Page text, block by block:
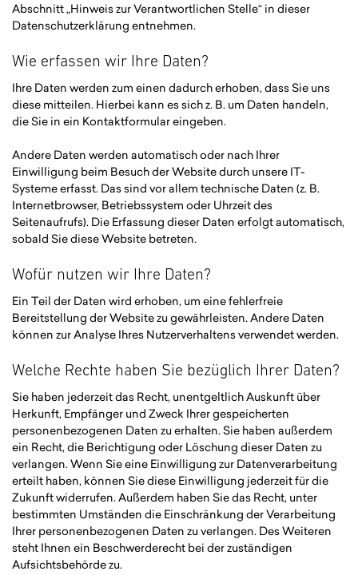
Abschnitt „Hinweis zur Verantwortlichen Stelle“ in dieser
Datenschutzerklärung entnehmen.
Wie erfassen wir Ihre Daten?
Ihre Daten werden zum einen dadurch erhoben, dass Sie uns
diese mitteilen. Hierbei kann es sich z. B. um Daten handeln,
die Sie in ein Kontaktformular eingeben.
Andere Daten werden automatisch oder nach Ihrer
Einwilligung beim Besuch der Website durch unsere IT-
Systeme erfasst. Das sind vor allem technische Daten (z. B.
Internetbrowser, Betriebssystem oder Uhrzeit des
Seitenaufrufs). Die Erfassung dieser Daten erfolgt automatisch,
sobald Sie diese Website betreten.
Wofür nutzen wir Ihre Daten?
Ein Teil der Daten wird erhoben, um eine fehlerfreie
Bereitstellung der Website zu gewährleisten. Andere Daten
können zur Analyse Ihres Nutzerverhaltens verwendet werden.
Welche Rechte haben Sie bezüglich Ihrer Daten?
Sie haben jederzeit das Recht, unentgeltlich Auskunft über
Herkunft, Empfänger und Zweck Ihrer gespeicherten
personenbezogenen Daten zu erhalten. Sie haben außerdem
ein Recht, die Berichtigung oder Löschung dieser Daten zu
verlangen. Wenn Sie eine Einwilligung zur Datenverarbeitung
erteilt haben, können Sie diese Einwilligung jederzeit für die
Zukunft widerrufen. Außerdem haben Sie das Recht, unter
bestimmten Umständen die Einschränkung der Verarbeitung
Ihrer personenbezogenen Daten zu verlangen. Des Weiteren
steht Ihnen ein Beschwerderecht bei der zuständigen
Aufsichtsbehörde zu.